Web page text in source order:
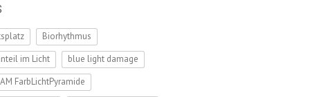
Biorhythmus
im Licht
blue light damage
FarbLichtPyramide